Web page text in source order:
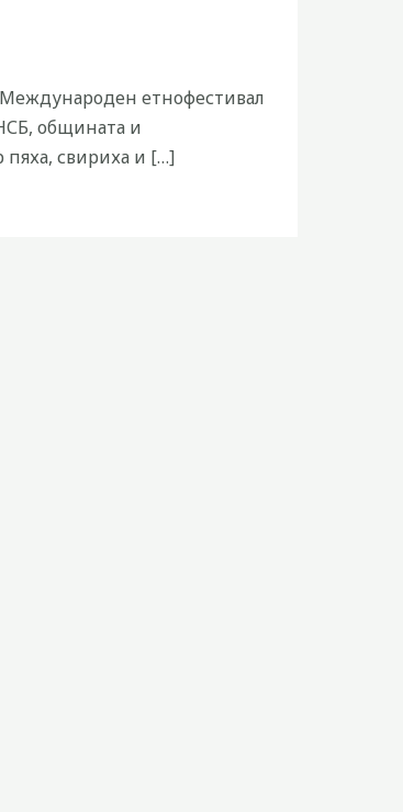
Международен етнофестивал
общината и
пяха, свириха и […]